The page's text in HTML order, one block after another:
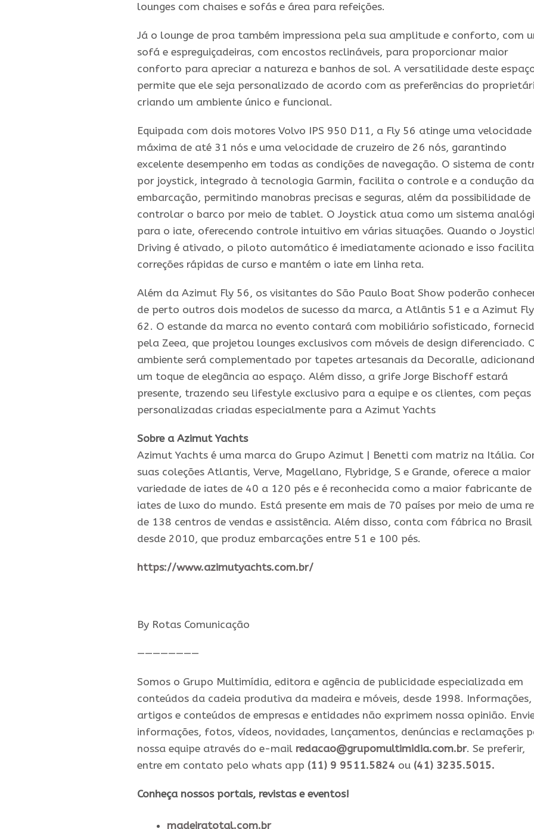
lounges com chaises e sofás e área para refeições.
Já o lounge de proa também impressiona pela sua amplitude e conforto, com
sofá e espreguiçadeiras, com encostos reclináveis, para proporcionar maior
conforto para apreciar a natureza e banhos de sol. A versatilidade deste
permite que ele seja personalizado de acordo com as preferências do
criando um ambiente único e funcional.
Equipada com dois motores Volvo IPS 950 D11, a Fly 56 atinge uma velocidade
máxima de até 31 nós e uma velocidade de cruzeiro de 26 nós, garantindo
excelente desempenho em todas as condições de navegação. O sistema de
por joystick, integrado à tecnologia Garmin, facilita o controle e a condução da
embarcação, permitindo manobras precisas e seguras, além da possibilidade de
controlar o barco por meio de tablet. O Joystick atua como um sistema
para o iate, oferecendo controle intuitivo em várias situações. Quando o
Driving é ativado, o piloto automático é imediatamente acionado e isso facilita
correções rápidas de curso e mantém o iate em linha reta.
Além da Azimut Fly 56, os visitantes do São Paulo Boat Show poderão
de perto outros dois modelos de sucesso da marca, a Atlântis 51 e a Azimut Fly
62. O estande da marca no evento contará com mobiliário sofisticado,
pela Zeea, que projetou lounges exclusivos com móveis de design diferenciado.
ambiente será complementado por tapetes artesanais da Decoralle,
um toque de elegância ao espaço. Além disso, a grife Jorge Bischoff estará
presente, trazendo seu lifestyle exclusivo para a equipe e os clientes, com peças
personalizadas criadas especialmente para a Azimut Yachts
Sobre a Azimut Yachts
Azimut Yachts é uma marca do Grupo Azimut | Benetti com matriz na Itália.
suas coleções Atlantis, Verve, Magellano, Flybridge, S e Grande, oferece a maior
variedade de iates de 40 a 120 pés e é reconhecida como a maior fabricante de
iates de luxo do mundo. Está presente em mais de 70 países por meio de uma
de 138 centros de vendas e assistência. Além disso, conta com fábrica no Brasil
desde 2010, que produz embarcações entre 51 e 100 pés.
https://www.azimutyachts.com.br/
By Rotas Comunicação
————————
Somos o Grupo Multimídia, editora e agência de publicidade especializada em
conteúdos da cadeia produtiva da madeira e móveis, desde 1998. Informações,
artigos e conteúdos de empresas e entidades não exprimem nossa opinião.
informações, fotos, vídeos, novidades, lançamentos, denúncias e reclamações
nossa equipe através do e-mail redacao@grupomultimidia.com.br. Se preferir,
entre em contato pelo whats app (11) 9 9511.5824 ou (41) 3235.5015.
​Conheça nossos ​portais, revistas e eventos​!
madeiratotal.com.br